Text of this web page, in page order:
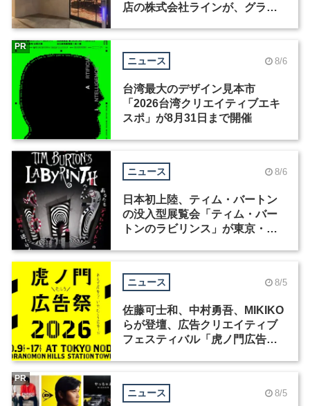
店の株式会社ラインが、グラフ
ニュース 8/6
台湾最大のデザイン見本市
「2026台湾クリエイティブエキ
スポ」が8月31日まで開催
PR
ニュース 8/6
日本初上陸、ティム・バートン
の没入型展覧会「ティム・バー
トンのラビリンス」が東京・豊
ニュース 8/5
佐藤可士和、中村勇吾、MIKIKO
らが登壇、広告クリエイティブ
フェスティバル「虎ノ門広告
ニュース 8/5
PR